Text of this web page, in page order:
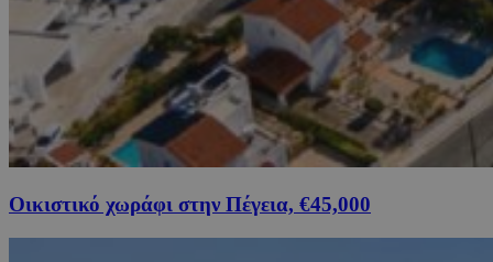
Οικιστικό χωράφι στην Πέγεια, €45,000